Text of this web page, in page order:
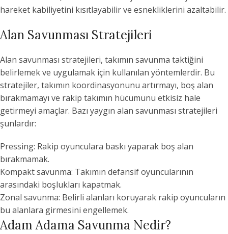
hareket kabiliyetini kısıtlayabilir ve esnekliklerini azaltabilir.
Alan Savunması Stratejileri
Alan savunması stratejileri, takımın savunma taktiğini
belirlemek ve uygulamak için kullanılan yöntemlerdir. Bu
stratejiler, takımın koordinasyonunu artırmayı, boş alan
bırakmamayı ve rakip takımın hücumunu etkisiz hale
getirmeyi amaçlar. Bazı yaygın alan savunması stratejileri
şunlardır:
Pressing: Rakip oyunculara baskı yaparak boş alan
bırakmamak.
Kompakt savunma: Takımın defansif oyuncularının
arasındaki boşlukları kapatmak.
Zonal savunma: Belirli alanları koruyarak rakip oyuncuların
bu alanlara girmesini engellemek.
Adam Adama Savunma Nedir?